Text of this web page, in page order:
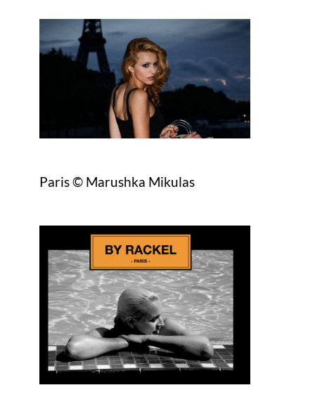
Paris © Marushka Mikulas